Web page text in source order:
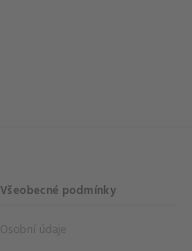
Všeobecné podmínky
Osobní údaje